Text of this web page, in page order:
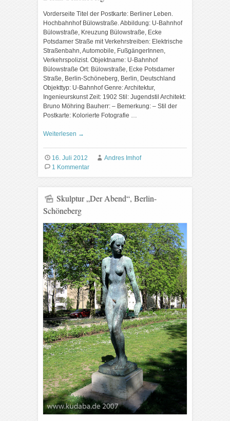
Vorderseite Titel der Postkarte: Berliner Leben.
Hochbahnhof Bülowstraße. Abbildung: U-Bahnhof
Bülowstraße, Kreuzung Bülowstraße, Ecke
Potsdamer Straße mit Verkehrstreiben: Elektrische
Straßenbahn, Automobile, FußgängerInnen,
Verkehrspolizist. Objektname: U-Bahnhof
Bülowstraße Ort: Bülowstraße, Ecke Potsdamer
Straße, Berlin-Schöneberg, Berlin, Deutschland
Objekttyp: U-Bahnhof Genre: Architektur,
Ingenieurskunst Zeit: 1902 Stil: Jugendstil Architekt:
Bruno Möhring Bauherr: – Bemerkung: – Stil der
Postkarte: Kolorierte Fotografie …
Weiterlesen →
16. Juli 2012
Andres Imhof
1 Kommentar
Skulptur „Der Abend“, Berlin-
Schöneberg